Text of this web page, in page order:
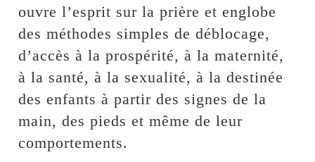
ouvre l’esprit sur la prière et englobe
des méthodes simples de déblocage,
d’accès à la prospérité, à la maternité,
à la santé, à la sexualité, à la destinée
des enfants à partir des signes de la
main, des pieds et même de leur
comportements.